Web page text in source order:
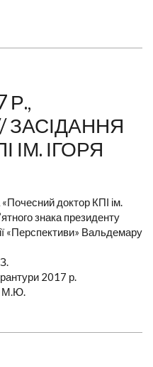
Р.,
ЗАСІДАННЯ
ІМ. ІГОРЯ
доктор КПІ ім.
знака президенту
«Перспективи» Вальдемару
2017 р.
М.Ю.